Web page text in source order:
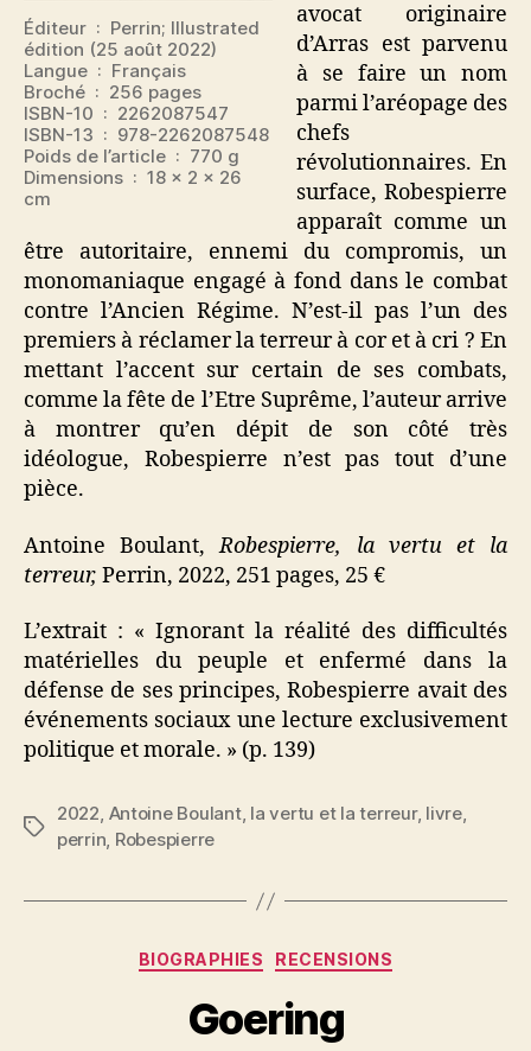
Éditeur ‏ : ‎ Perrin; Illustrated
édition (25 août 2022)
Langue ‏ : ‎ Français
Broché ‏ : ‎ 256 pages
ISBN-10 ‏ : ‎ 2262087547
ISBN-13 ‏ : ‎ 978-2262087548
Poids de l’article ‏ : ‎ 770 g
Dimensions ‏ : ‎ 18 x 2 x 26
cm
avocat originaire
d’Arras est parvenu
à se faire un nom
parmi l’aréopage des
chefs
révolutionnaires. En
surface, Robespierre
apparaît comme un
être autoritaire, ennemi du compromis, un
monomaniaque engagé à fond dans le combat
contre l’Ancien Régime. N’est-il pas l’un des
premiers à réclamer la terreur à cor et à cri ? En
mettant l’accent sur certain de ses combats,
comme la fête de l’Etre Suprême, l’auteur arrive
à montrer qu’en dépit de son côté très
idéologue, Robespierre n’est pas tout d’une
pièce.
Antoine Boulant,Robespierre, la vertu et la
terreur, Perrin, 2022, 251 pages, 25 €
L’extrait : « Ignorant la réalité des difficultés
matérielles du peuple et enfermé dans la
défense de ses principes, Robespierre avait des
événements sociaux une lecture exclusivement
politique et morale. » (p. 139)
Étiquettes
2022, Antoine Boulant, la vertu et la terreur, livre,
perrin, Robespierre
Catégories
BIOGRAPHIES RECENSIONS
Goering